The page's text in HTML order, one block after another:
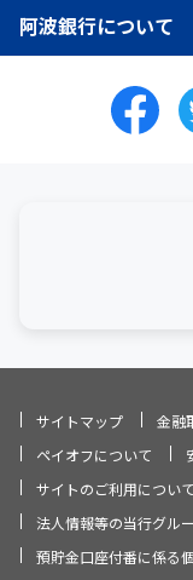
阿波銀行について
サイトマップ
金融
ペイオフについて
サイトのご利用について
法人情報等の当行グル
預貯金口座付番に係る